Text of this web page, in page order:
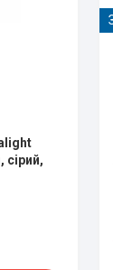
сірий,